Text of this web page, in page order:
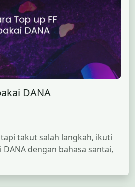
DANA
takut salah langkah, ikuti
DANA dengan bahasa santai,